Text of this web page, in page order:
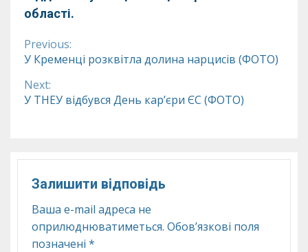
області.
Continue
Reading
Previous:
У Кременці розквітла долина нарцисів (ФОТО)
Next:
У ТНЕУ відбувся День кар’єри ЄС (ФОТО)
Залишити відповідь
Ваша e-mail адреса не
оприлюднюватиметься. Обов’язкові поля
позначені *